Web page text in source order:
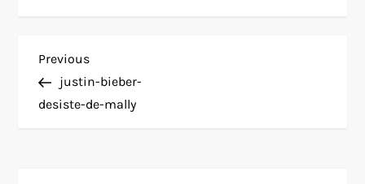
N
a
Previous
Post
Previous
justin-bieber-
desiste-de-mally